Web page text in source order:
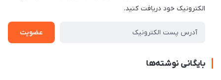
الکترونیک خود دریافت کنید.
عضویت
بایگانی نوشته‌ها